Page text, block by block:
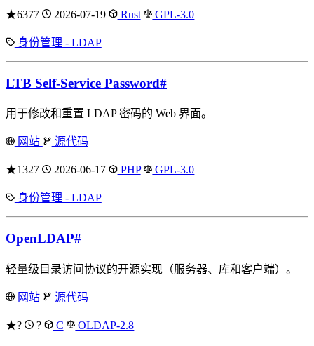
★6377 2026-07-19 Rust GPL-3.0
身份管理 - LDAP
LTB Self-Service Password#
用于修改和重置 LDAP 密码的 Web 界面。
网站 源代码
★1327 2026-06-17 PHP GPL-3.0
身份管理 - LDAP
OpenLDAP#
轻量级目录访问协议的开源实现（服务器、库和客户端）。
网站 源代码
★? ? C OLDAP-2.8